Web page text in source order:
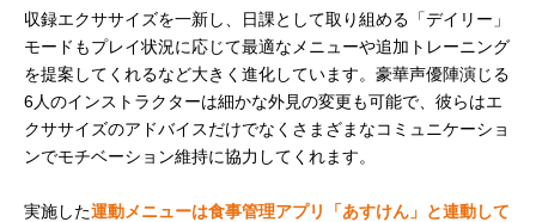
収録エクササイズを一新し、日課として取り組める「デイリー」
モードもプレイ状況に応じて最適なメニューや追加トレーニング
を提案してくれるなど大きく進化しています。豪華声優陣演じる
6人のインストラクターは細かな外見の変更も可能で、彼らはエ
クササイズのアドバイスだけでなくさまざまなコミュニケーショ
ンでモチベーション維持に協力してくれます。
実施した運動メニューは食事管理アプリ「あすけん」と連動して